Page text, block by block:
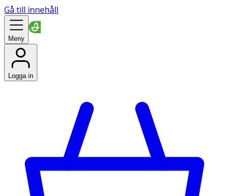
Gå till innehåll
Meny
Logga in